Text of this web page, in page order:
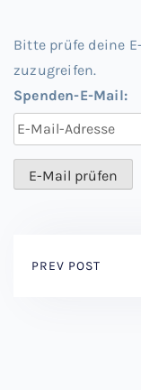
Bitte prüfe deine
zuzugreifen.
Spenden-E-Mail:
PREV POST